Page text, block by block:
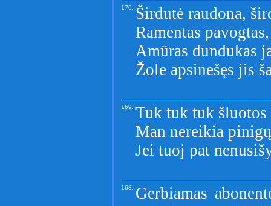
170. Širdutė raudona,
Ramentas
Amūras dundukas
Žole apsinešęs jis
169. Tuk tuk tuk šluotos
Man nereikia
Jei tuoj pat
168. Gerbiamas